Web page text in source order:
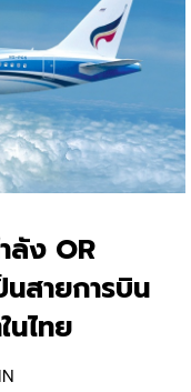
ลัง OR
สายการบิน
นไทย